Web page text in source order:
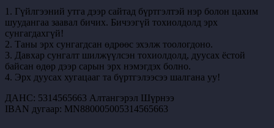
1. Гүйлгээний утга дээр сайтад бүртгэлтэй нэр болон цахим
шуудангаа заавал бичих. Бичээгүй тохиолдолд эрх
сунгагдахгүй!
2. Таны эрх сунгагдсан өдрөөс эхэлж тоологдоно.
3. Давхар сунгалт шилжүүлсэн тохиолдолд, дуусах ёстой
байсан өдөр дээр сарын эрх нэмэгдэх болно.
4. Эрх дуусах хугацааг та бүртгэлээсээ шалгана уу!
ДАНС: 5314565663 Алтангэрэл Шүрнээ
IBAN дугаар: MN880005005314565663